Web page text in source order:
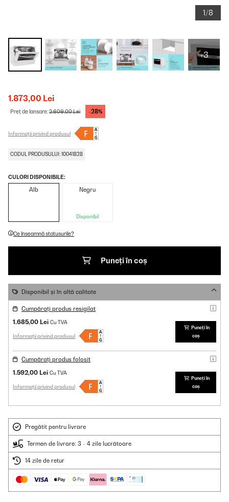
1/8
+3
1.873,00 Lei
Preț de lansare:2.609,00 Lei -28%
Informații privind produsul
CODUL PRODUSULUI: 10041828
CULORI DISPONIBILE:
Alb Negru
Disponibil
Ce înseamnă statusurile?
Puneți în coș
Disponibil și în altă calitate
Cumpărați produs resigilat
1.685,00 Lei Cu TVA
Informații privind produsul
Puneți în
coș
Cumpărați produs folosit
1.592,00 Lei Cu TVA
Informații privind produsul
Puneți în
coș
Pregătit pentru livrare
Termen de livrare: 3 - 4 zile lucrătoare
14 zile de retur